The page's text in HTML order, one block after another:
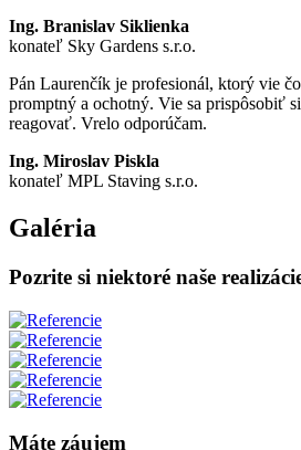
Ing. Branislav Siklienka
konateľ Sky Gardens s.r.o.
Pán Laurenčík je profesionál, ktorý vie
promptný a ochotný. Vie sa prispôsobiť
reagovať. Vrelo odporúčam.
Ing. Miroslav Piskla
konateľ MPL Staving s.r.o.
Galéria
Pozrite si niektoré naše
Máte záujem